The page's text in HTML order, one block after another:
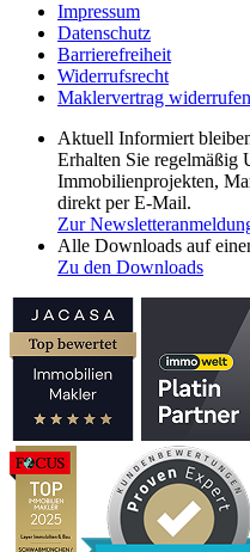
Impressum
Datenschutz
Barrierefreiheit
Widerrufsrecht
Maklervertrag widerrufen
Aktuell Informiert
Erhalten Sie regelmäßig
Immobilienprojekten,
direkt per E-Mail.
Zur
Alle Downloads auf
Zu den Downloads